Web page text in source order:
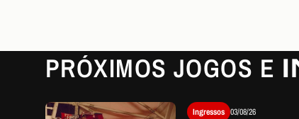
PRÓXIMOS JOGOS E
Ingressos 03/08/26